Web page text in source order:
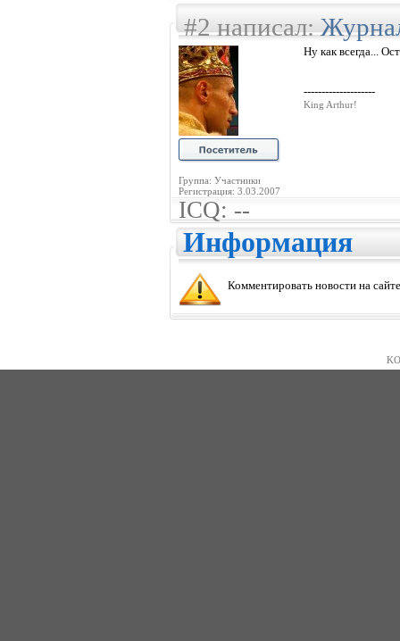
#2 написал:
Группа: Участники
Регистрация: 3.03.2007
Ну как всегда...
--------------------
King Arthur!
ICQ: --
Информация
Комментировать новости на